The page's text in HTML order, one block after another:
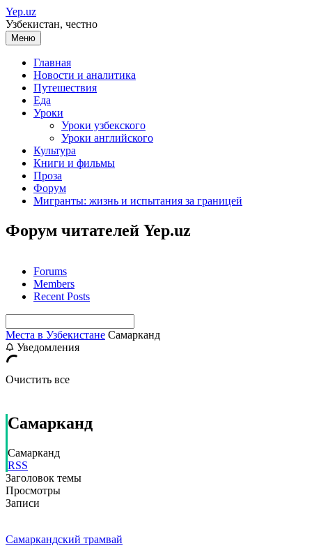
Перейти
к
содержимому
Yep.uz
Узбекистан, честно
Меню
Главная
Новости и аналитика
Путешествия
Еда
Уроки
Уроки узбекского
Уроки английского
Культура
Книги и фильмы
Проза
Форум
Мигранты: жизнь и испытания за границей
Форум читателей Yep.uz
Forums
Members
Recent Posts
Места в Узбекистане Самарканд
Уведомления
Очистить все
Самарканд
Самарканд
RSS
Заголовок темы
Просмотры
Записи
Самаркандский трамвай